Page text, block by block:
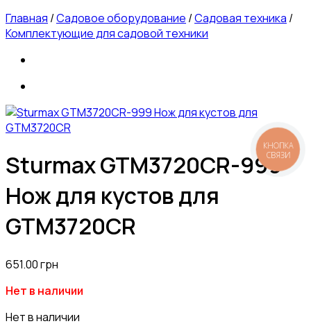
Главная /Садовое оборудование /Садовая техника /
Комплектующие для садовой техники
Sturmax GTM3720CR-999
Нож для кустов для
GTM3720CR
651.00грн
Нет в наличии
Нет в наличии
КНОПКА
СВЯЗИ